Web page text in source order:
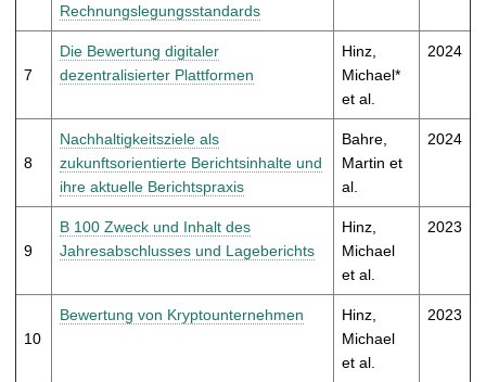
Rechnungslegungsstandards
7
Die Bewertung digitaler
dezentralisierter Plattformen
Hinz,
Michael*
et al.
2024
8
Nachhaltigkeitsziele als
zukunftsorientierte Berichtsinhalte und
ihre aktuelle Berichtspraxis
Bahre,
Martin et
al.
2024
9
B 100 Zweck und Inhalt des
Jahresabschlusses und Lageberichts
Hinz,
Michael
et al.
2023
10
Bewertung von Kryptounternehmen
Hinz,
Michael
et al.
2023